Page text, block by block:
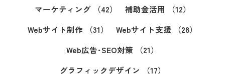
マーケティング
（42） 補助金活用
（12）
Webサイト制作
（31） Webサイト支援
（28）
Web広告･SEO対策
（21）
グラフィックデザイン
（17）